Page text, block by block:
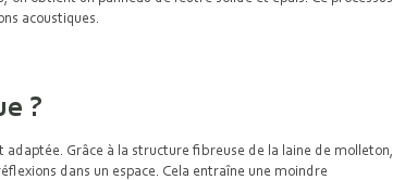
acoustiques.
?
Grâce à la structure fibreuse de la laine de molleton,
dans un espace. Cela entraîne une moindre